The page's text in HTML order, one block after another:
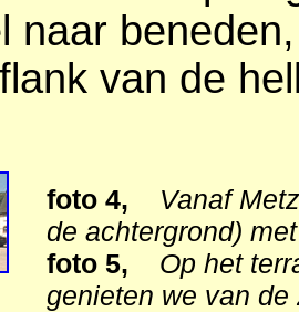
naar
van de
foto 4, Vanaf
de achtergrond)
foto 5, Op het
genieten we van